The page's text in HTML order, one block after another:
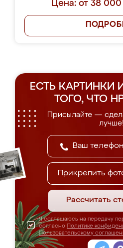
Цена: от 38 000
ЕСТЬ КАРТИНКИ
ТОГО, ЧТО
Присылайте —
лучше!
Прикрепить
Рассчитать
Я соглашаюсь на передачу
согласно Политике
Пользовательскому